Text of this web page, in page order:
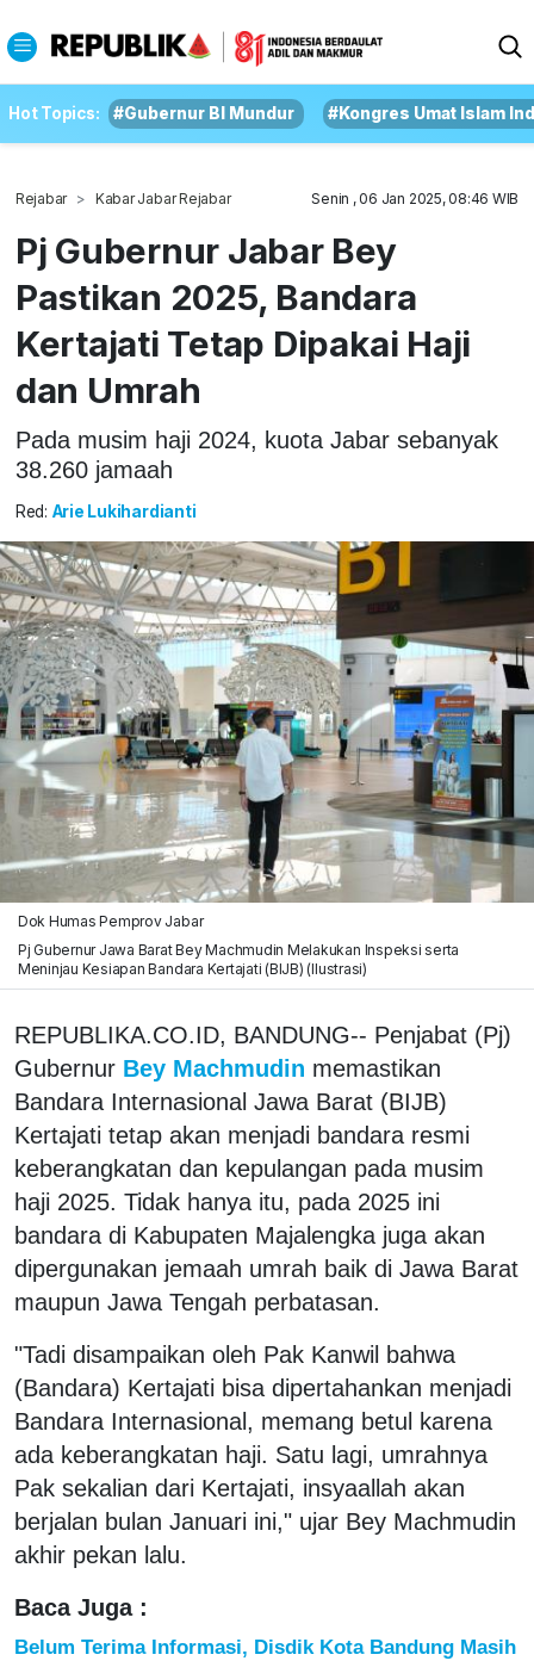
Hot Topics: #Gubernur BI Mundur #Kongres Umat Islam
Rejabar Kabar Jabar Rejabar Senin , 06 Jan 2025, 08:46 WIB
Pj Gubernur Jabar Bey
Pastikan 2025, Bandara
Kertajati Tetap Dipakai Haji
dan Umrah
Pada musim haji 2024, kuota Jabar sebanyak
38.260 jamaah
Red: Arie Lukihardianti
Dok Humas Pemprov Jabar
Pj Gubernur Jawa Barat Bey Machmudin Melakukan Inspeksi serta
Meninjau Kesiapan Bandara Kertajati (BIJB) (Ilustrasi)
REPUBLIKA.CO.ID, BANDUNG-- Penjabat (Pj)
Gubernur Bey Machmudin memastikan
Bandara Internasional Jawa Barat (BIJB)
Kertajati tetap akan menjadi bandara resmi
keberangkatan dan kepulangan pada musim
haji 2025. Tidak hanya itu, pada 2025 ini
bandara di Kabupaten Majalengka juga akan
dipergunakan jemaah umrah baik di Jawa Barat
maupun Jawa Tengah perbatasan.
"Tadi disampaikan oleh Pak Kanwil bahwa
(Bandara) Kertajati bisa dipertahankan menjadi
Bandara Internasional, memang betul karena
ada keberangkatan haji. Satu lagi, umrahnya
Pak sekalian dari Kertajati, insyaallah akan
berjalan bulan Januari ini," ujar Bey Machmudin
akhir pekan lalu.
Baca Juga :
Belum Terima Informasi, Disdik Kota Bandung Masih